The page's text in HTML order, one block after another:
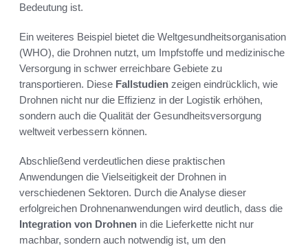
Bedeutung ist.
Ein weiteres Beispiel bietet die Weltgesundheitsorganisation
(WHO), die Drohnen nutzt, um Impfstoffe und medizinische
Versorgung in schwer erreichbare Gebiete zu
transportieren. Diese Fallstudien zeigen eindrücklich, wie
Drohnen nicht nur die Effizienz in der Logistik erhöhen,
sondern auch die Qualität der Gesundheitsversorgung
weltweit verbessern können.
Abschließend verdeutlichen diese praktischen
Anwendungen die Vielseitigkeit der Drohnen in
verschiedenen Sektoren. Durch die Analyse dieser
erfolgreichen Drohnenanwendungen wird deutlich, dass die
Integration von Drohnen in die Lieferkette nicht nur
machbar, sondern auch notwendig ist, um den